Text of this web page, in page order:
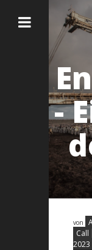
-
von
Call
2023